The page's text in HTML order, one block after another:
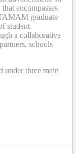
encompasses
graduate
student
a collaborative
schools
under three main